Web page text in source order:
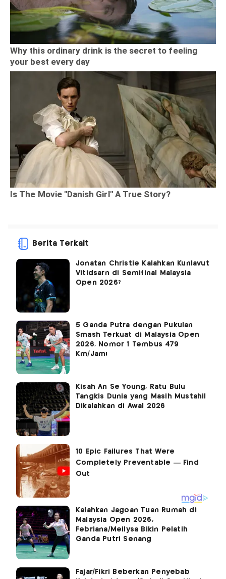
Berita Terkait
Jonatan Christie Kalahkan Kunlavut
Vitidsarn di Semifinal Malaysia
Open 2026?
5 Ganda Putra dengan Pukulan
Smash Terkuat di Malaysia Open
2026, Nomor 1 Tembus 479
Km/Jam!
Kisah An Se Young, Ratu Bulu
Tangkis Dunia yang Masih Mustahil
Dikalahkan di Awal 2026
Kalahkan Jagoan Tuan Rumah di
Malaysia Open 2026,
Febriana/Meilysa Bikin Pelatih
Ganda Putri Senang
Fajar/Fikri Beberkan Penyebab